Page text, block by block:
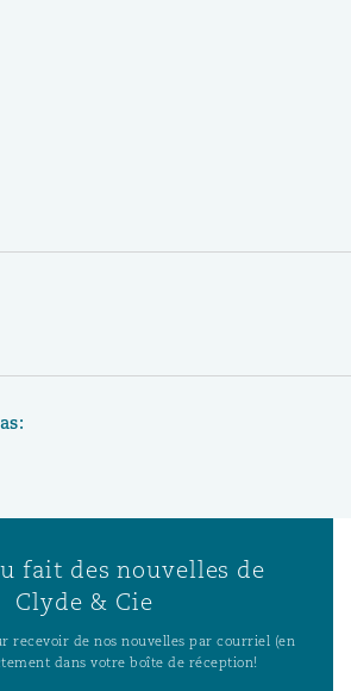
fait des nouvelles de
Clyde & Cie
recevoir de nos nouvelles par courriel (en
dans votre boîte de réception!